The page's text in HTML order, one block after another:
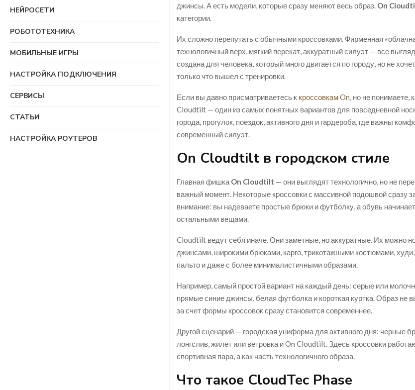
НЕЙРОСЕТИ
РОБОТОТЕХНИКА
МОБИЛЬНЫЕ ИГРЫ
НАСТРОЙКА ПОДКЛЮЧЕНИЯ
СЕРВИСЫ
СТАТЬИ
НАСТРОЙКА РОУТЕРОВ
джинсы. А есть модели, которые сразу меняют весь образ. On
категории.
Их сложно перепутать с обычными кроссовками. Фирменная
технологичный верх, мягкий перекат, аккуратный силуэт — все
создана для человека, который много двигается по городу, но не
только что вышел с тренировки.
Если вы давно присматриваетесь к кроссовкам On , но не
Cloudtilt — один из самых понятных вариантов для повседневной
города, прогулок, поездок, активного дня и гардероба, где важны
современный силуэт.
On Cloudtilt в городском стиле
Главная фишка On Cloudtilt — они выглядят технологично, но не
важный момент. Некоторые кроссовки с массивной подошвой сразу
внимание: вы надеваете простые брюки и футболку, а обувь
остальными вещами.
Cloudtilt ведут себя иначе. Они заметные, но аккуратные. Их можно
джинсами, широкими брюками, карго, трикотажными костюмами,
пальто и даже с более минималистичными образами.
Например, самый простой вариант на каждый день: серые или
прямые синие джинсы, белая футболка и короткая куртка. Образ не
за счет формы кроссовок сразу становится современнее.
Другой сценарий — городская униформа для активного дня: черные
лонгслив, жилет или ветровка и On Cloudtilt. Здесь кроссовки
спортивная пара, а как часть технологичного образа.
Что такое CloudTec Phase